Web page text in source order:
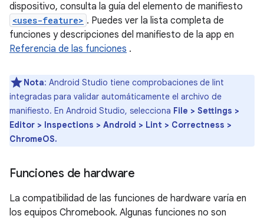
dispositivo, consulta la guía del elemento de manifiesto
<uses-feature> . Puedes ver la lista completa de
funciones y descripciones del manifiesto de la app en
Referencia de las funciones .
Nota: Android Studio tiene comprobaciones de lint
integradas para validar automáticamente el archivo de
manifiesto. En Android Studio, selecciona File > Settings >
Editor > Inspections > Android > Lint > Correctness >
ChromeOS.
Funciones de hardware
La compatibilidad de las funciones de hardware varía en
los equipos Chromebook. Algunas funciones no son